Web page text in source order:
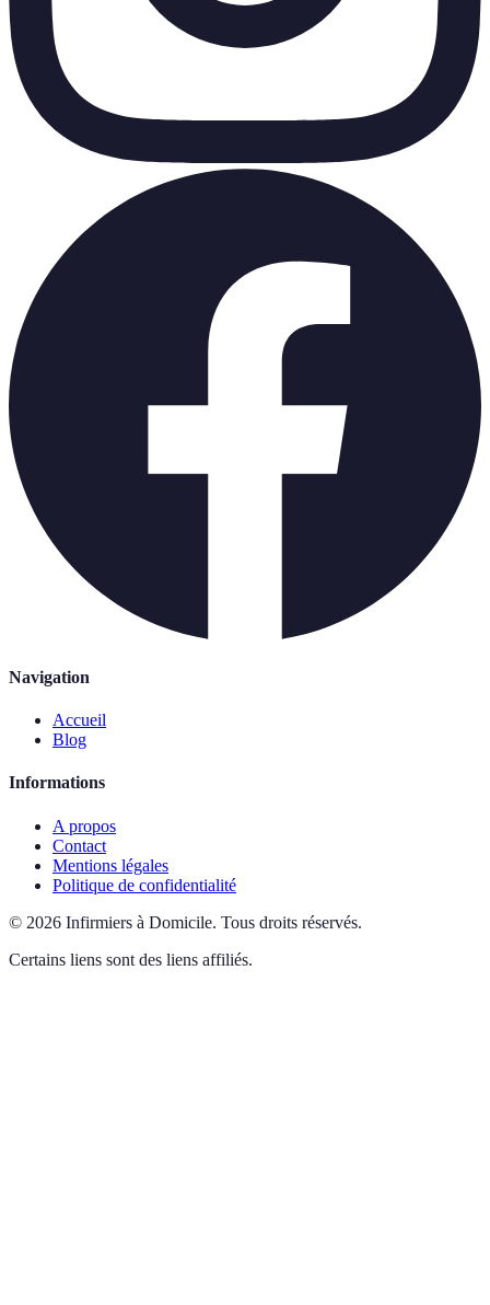
Navigation
Accueil
Blog
Informations
A propos
Contact
Mentions légales
Politique de confidentialité
© 2026 Infirmiers à Domicile. Tous droits réservés.
Certains liens sont des liens affiliés.